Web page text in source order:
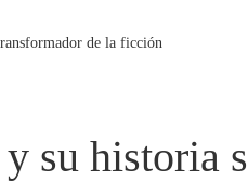
de la ficción
su historia